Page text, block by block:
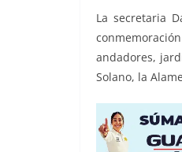
La secretaria
andadores,
Solano, la